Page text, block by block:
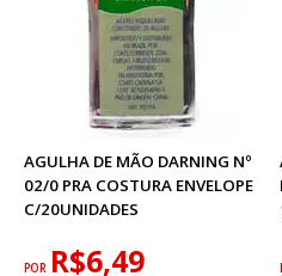
AGULHA DE MÃO DARNING Nº
02/0 PRA COSTURA ENVELOPE
C/20UNIDADES
POR R$6,49